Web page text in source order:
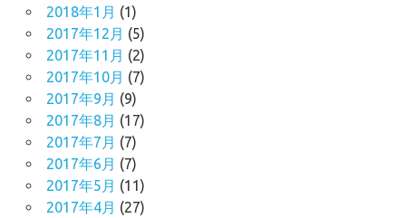
2018年1月 (1)
2017年12月 (5)
2017年11月 (2)
2017年10月 (7)
2017年9月 (9)
2017年8月 (17)
2017年7月 (7)
2017年6月 (7)
2017年5月 (11)
2017年4月 (27)